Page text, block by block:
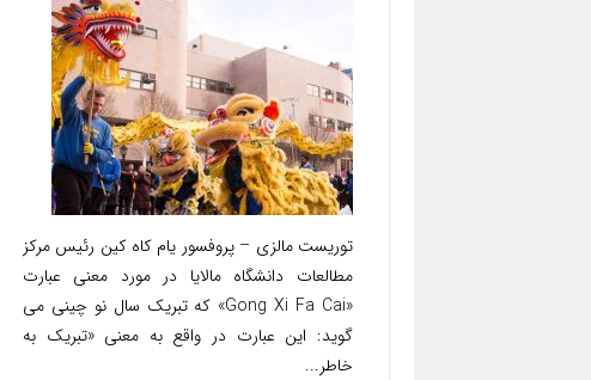
توریست مالزی – پروفسور یام کاه کین رئیس مرکز
مطالعات دانشگاه مالایا در مورد معنی عبارت
«Gong Xi Fa Cai» که تبریک سال نو چینی می
گوید: این عبارت در واقع به معنی «تبریک به
خاطر...